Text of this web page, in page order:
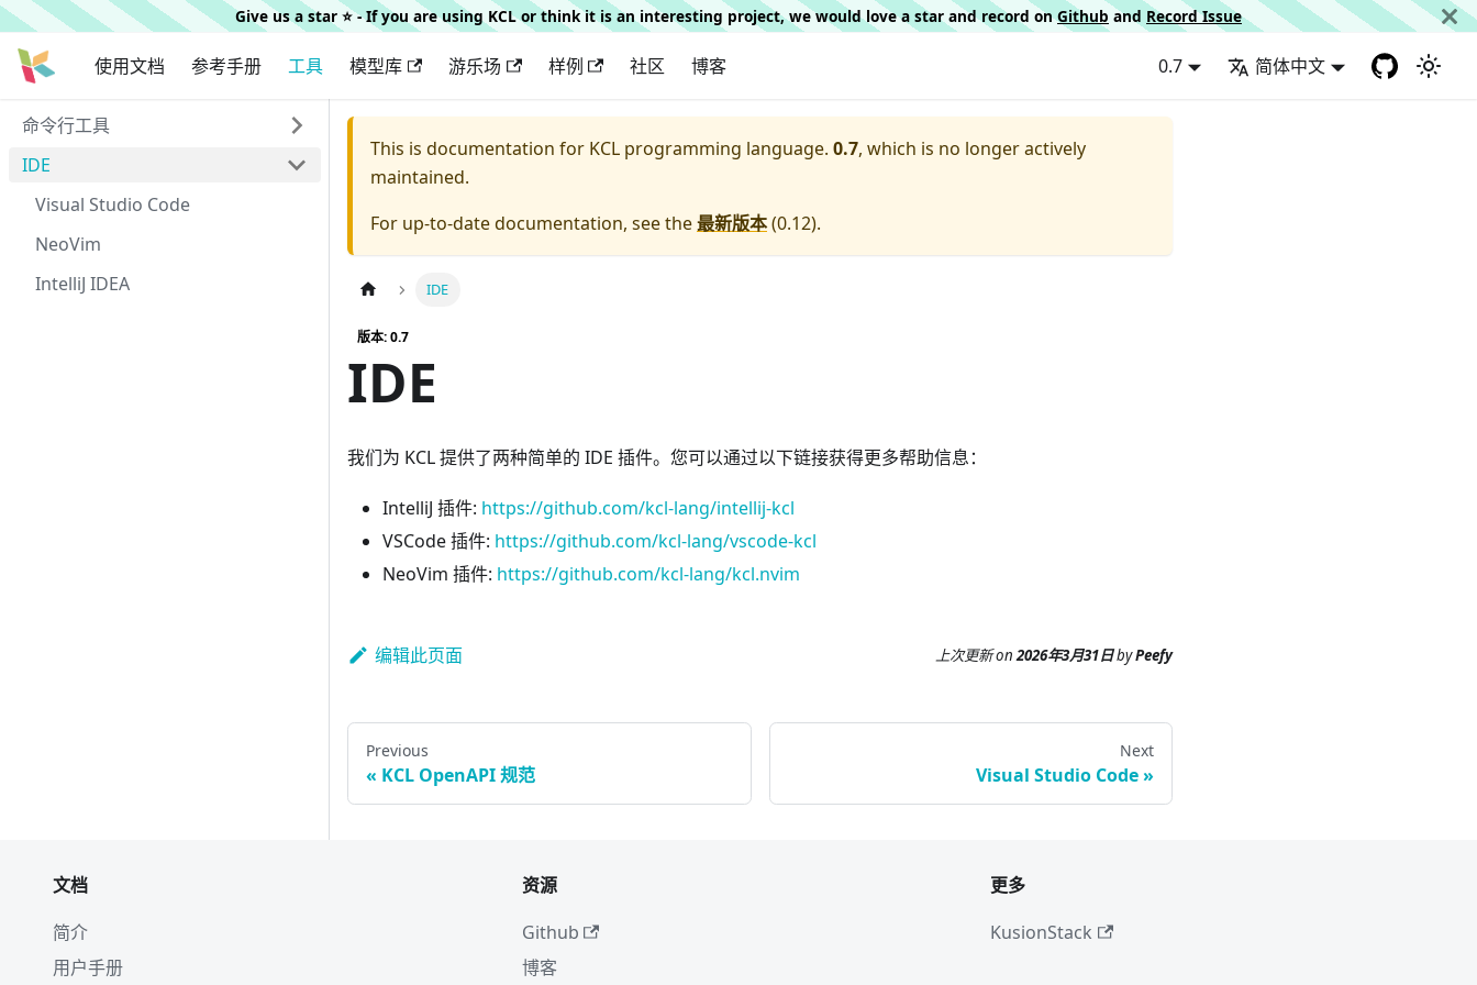
Give us a star ⭐️ - If you are using KCL or think it is an interesting project, we would love a star and record onGithub and Record Issue
使用文档 参考手册 工具 模型库 游乐场 样例 社区 博客 0.7 简体中文
命令行工具
IDE
Visual Studio Code
NeoVim
IntelliJ IDEA
This is documentation for KCL programming language. 0.7, which is no longer actively
maintained.
For up-to-date documentation, see the最新版本(0.12).
IDE
版本: 0.7
IDE
我们为 KCL 提供了两种简单的 IDE 插件。您可以通过以下链接获得更多帮助信息：
IntelliJ 插件: https://github.com/kcl-lang/intellij-kcl
VSCode 插件: https://github.com/kcl-lang/vscode-kcl
NeoVim 插件: https://github.com/kcl-lang/kcl.nvim
编辑此页面 上次更新on2026年3月31日byPeefy
Previous
KCL OpenAPI 规范
Next
Visual Studio Code
文档
简介
用户手册
资源
Github
博客
更多
KusionStack